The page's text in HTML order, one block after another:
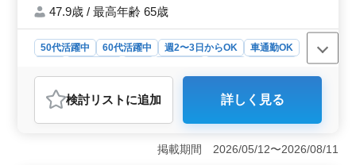
まずはお気軽にお問い合わせください！
47.9歳 / 最高年齢 65歳
50代活躍中 60代活躍中 週2〜3日からOK
車通勤OK
アルバイト・パート
おすすめポイント
＜経験豊富な介護士を求めて＞ 兵庫県豊岡市若松町の
グループホームでの介護士を募集してます。経験豊富な
介護士さんを探しています。50代以上の方も積極的に活
検討リスト に追加 詳しく見る
掲載期間 2026/05/12〜2026/08/11